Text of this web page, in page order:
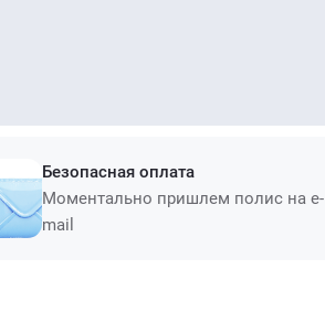
Безопасная оплата
Моментально пришлем полис на e-
mail